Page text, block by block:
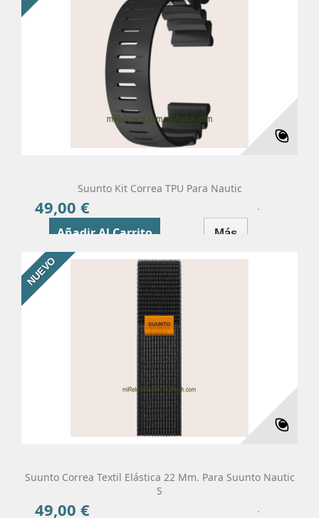
Suunto Kit Correa TPU Para Nautic
49,00 €
Añadir Al Carrito Más
Suunto Correa Textil Elástica 22 Mm. Para Suunto Nautic
S
49,00 €
NUEVO